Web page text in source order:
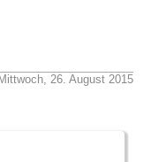
Mittwoch, 26. August 2015